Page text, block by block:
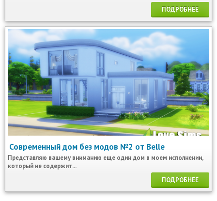
ПОДРОБНЕЕ
Современный дом без модов №2 от Belle
Представляю вашему вниманию еще один дом в моем исполнении,
который не содержит...
ПОДРОБНЕЕ